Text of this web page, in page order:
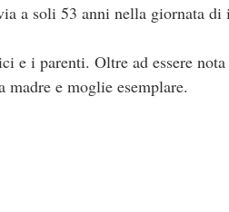
a soli 53 anni nella giornata di
i parenti. Oltre ad essere
e moglie esemplare.